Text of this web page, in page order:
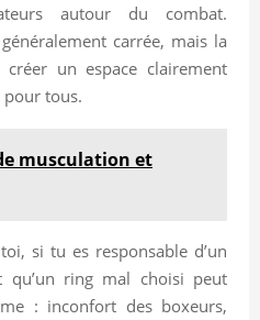
autour du combat.
carrée, mais la
un espace clairement
pour tous.
musculation et
si tu es responsable d’un
qu’un ring mal choisi peut
: inconfort des boxeurs,